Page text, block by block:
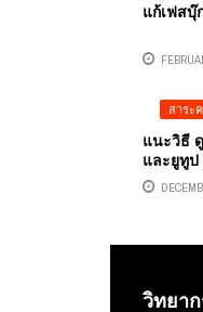
แก้เฟส
สาระ
แนะวิธี
และยูทูป
วิทยา